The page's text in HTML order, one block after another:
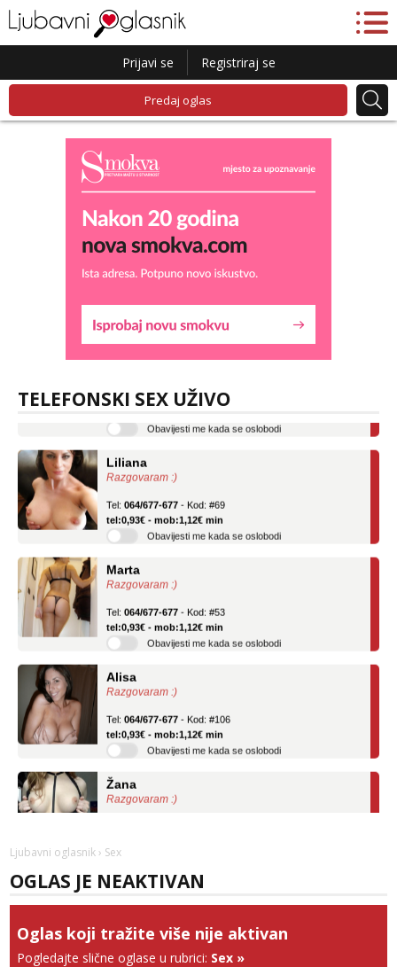
Prijavi se Registriraj se
Predaj oglas
TELEFONSKI SEX UŽIVO
Lucija
Razgovaram :)
tel:0,93€ - mob:1,12€ min
Razgovaram :)
tel:0,93€ - mob:1,12€ min
Obavijesti me kada se oslobodi
Razgovaram :)
tel:0,93€ - mob:1,12€ min
Obavijesti me kada se oslobodi
Razgovaram :)
tel:0,93€ - mob:1,12€ min
Obavijesti me kada se oslobodi
Razgovaram :)
Anita
tel:0,93€ - mob:1,12€ min
Obavijesti me kada se oslobodi
Ljubavni oglasnik › Sex
OGLAS JE NEAKTIVAN
Oglas koji tražite više nije aktivan
Pogledajte slične oglase u rubrici: Sex »